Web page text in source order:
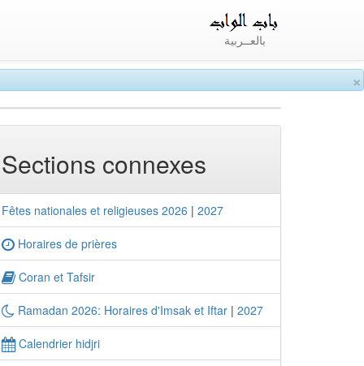
×
بالعــربية
Sections connexes
Fêtes nationales et religieuses 2026 | 2027
Horaires de prières
Coran et Tafsir
Ramadan 2026: Horaires d'Imsak et Iftar | 2027
Calendrier hidjri